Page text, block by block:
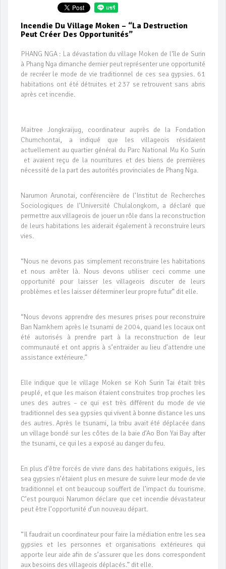
Incendie Du Village Moken – “La Destruction
Peut Créer Des Opportunités”
PHANG NGA : La dévastation du village Moken de l'île de Surin
à Phang Nga dimanche dernier peut représenter une opportunité
de recréer le mode de vie traditionnel de ces sea gypsies. 61
habitations ont été détruites et 237 se retrouvent sans abris
après cet incendie.
Maitree Jongkraijug, coordinateur auprès de la Fondation
Chumchontai, a indiqué que les villageois résidaient
actuellement au quartier général du Parc National Mu Ko Surin
et avaient reçu de la nourritures et des biens de premières
nécessité de la part des autorités provinciales de Phang Nga.
Narumon Arunotai, conférencière de l’Institut de Recherches
Sociologiques de l’Université Chulalongkorn, a déclaré que
permettre aux villageois de jouer un rôle dans la reconstruction
de leurs habitations les aiderait également à reconstruire leurs
vies.
“Nous ne devons pas simplement reconstruire les habitations
et nous arrêter là. Nous devons utiliser ceci comme une
opportunité pour laisser les villageois discuter de leurs
problèmes et les laisser déterminer leur propre futur” dit elle.
“Nous devons apprendre des mesures prises pour reconstruire
Ban Namkhem après le tsunami de 2004, quand les locaux ont
été autorisés à prendre part à la reconstruction de leur
communauté et ont appris à s’entraider au lieu d’attendre une
assistance extérieure.”
Elle indique que le village Moken se Koh Surin Tai était très
peuplé, et que les maison étaient construites trop proches les
unes des autres – ce qui est très différent du mode de vie
traditionnel des sea gypsies qui vivent à bonne distance les uns
des autres. Après le tsunami, la tribu avait été déplacée dans
un village bondé sur les côtes de la baie d’Ao Bon Yai Bay after
the tsunami, ce qui les a exposé au danger du feu.
En plus d’être forcés de vivre dans des habitations exiguës, les
sea gypsies n’étaient plus en mesure de suivre leur mode de vie
traditionnel et ont beaucoup souffert de l’impact du tourisme.
C’est pourquoi Narumon déclare que cet incendie dévastateur
peut être l’opportunité d’un nouveau départ.
“Il faudrait un coordinateur pour faire la médiation entre les sea
gypsies et les personnes et organisations extérieures qui
apporte leur aide afin de s’assurer que les dons correspondent
aux besoins des villageois déplacés.” dit elle.